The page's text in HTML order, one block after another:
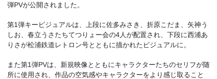
弾PVが公開されました。
第1弾キービジュアルは、上段に佐多みさき、折原こだま、矢神う
しお、春立うさたちてつりょー会の4人が配置され、下段に西浦あ
りさが松浦鉄道レトロン号とともに描かれたビジュアルに。
また第1弾PVは、新規映像とともにキャラクターたちのセリフが随
所に使用され、作品の空気感やキャラクターをより感じ取ること